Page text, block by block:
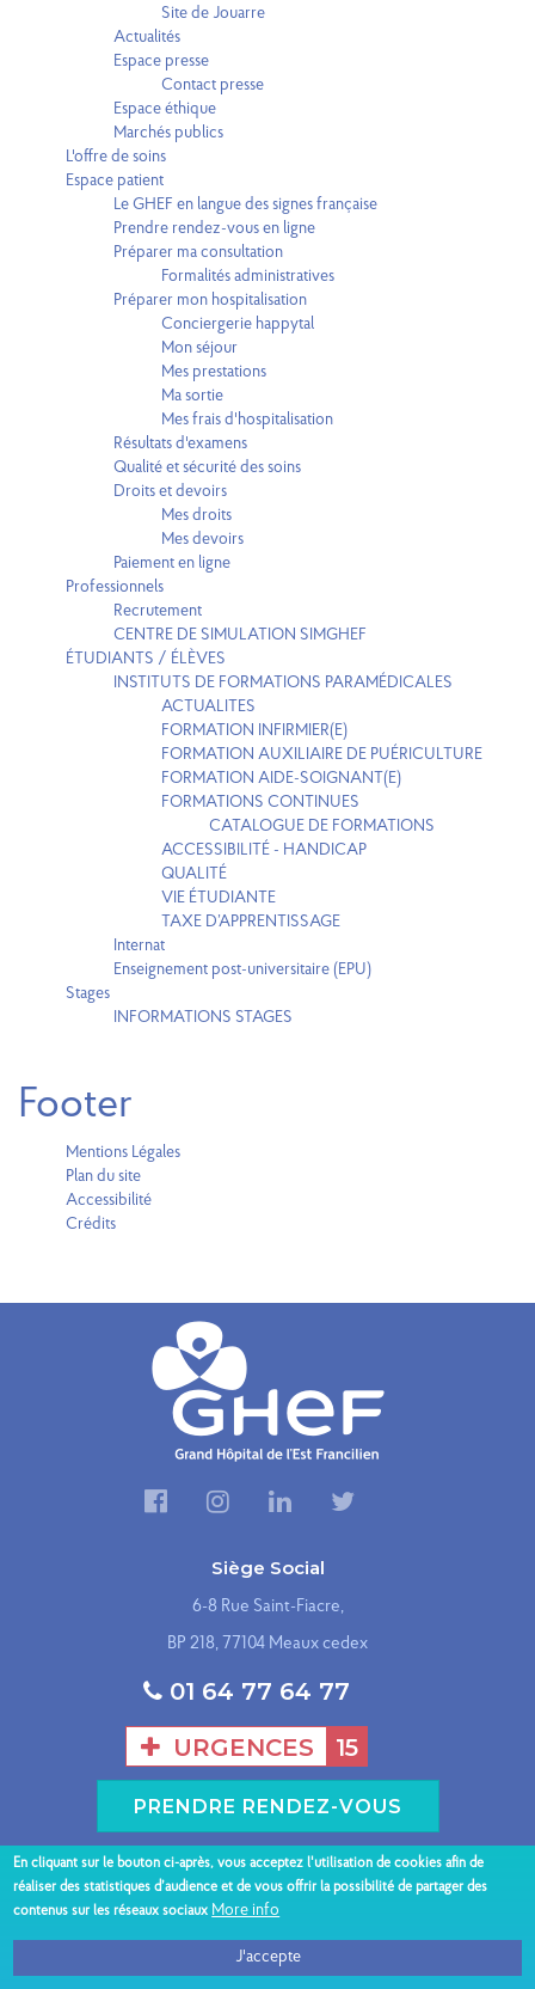
Site de Jouarre
Actualités
Espace presse
Contact presse
Espace éthique
Marchés publics
L'offre de soins
Espace patient
Le GHEF en langue des signes française
Prendre rendez-vous en ligne
Préparer ma consultation
Formalités administratives
Préparer mon hospitalisation
Conciergerie happytal
Mon séjour
Mes prestations
Ma sortie
Mes frais d'hospitalisation
Résultats d'examens
Qualité et sécurité des soins
Droits et devoirs
Mes droits
Mes devoirs
Paiement en ligne
Professionnels
Recrutement
CENTRE DE SIMULATION SIMGHEF
ÉTUDIANTS / ÉLÈVES
INSTITUTS DE FORMATIONS PARAMÉDICALES
ACTUALITES
FORMATION INFIRMIER(E)
FORMATION AUXILIAIRE DE PUÉRICULTURE
FORMATION AIDE-SOIGNANT(E)
FORMATIONS CONTINUES
CATALOGUE DE FORMATIONS
ACCESSIBILITÉ - HANDICAP
QUALITÉ
VIE ÉTUDIANTE
TAXE D’APPRENTISSAGE
Internat
Enseignement post-universitaire (EPU)
Stages
INFORMATIONS STAGES
Footer
Mentions Légales
Plan du site
Accessibilité
Crédits
Siège Social
6-8 Rue Saint-Fiacre,
BP 218, 77104 Meaux cedex
01 64 77 64 77
URGENCES
15
PRENDRE RENDEZ-VOUS
Menu
Présentation du GHEF
Espace patient
Nos sites hospitaliers
En cliquant sur le bouton ci-après, vous acceptez l'utilisation de cookies afin de
réaliser des statistiques d’audience et de vous offrir la possibilité de partager des
contenus sur les réseaux sociaux More info
J'accepte